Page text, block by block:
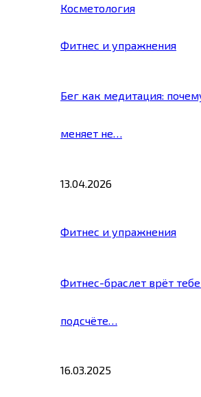
Косметология
Фитнес и упражнения
Бег как медитация:
меняет не…
13.04.2026
Фитнес и упражнения
Фитнес-браслет врёт
подсчёте…
16.03.2025